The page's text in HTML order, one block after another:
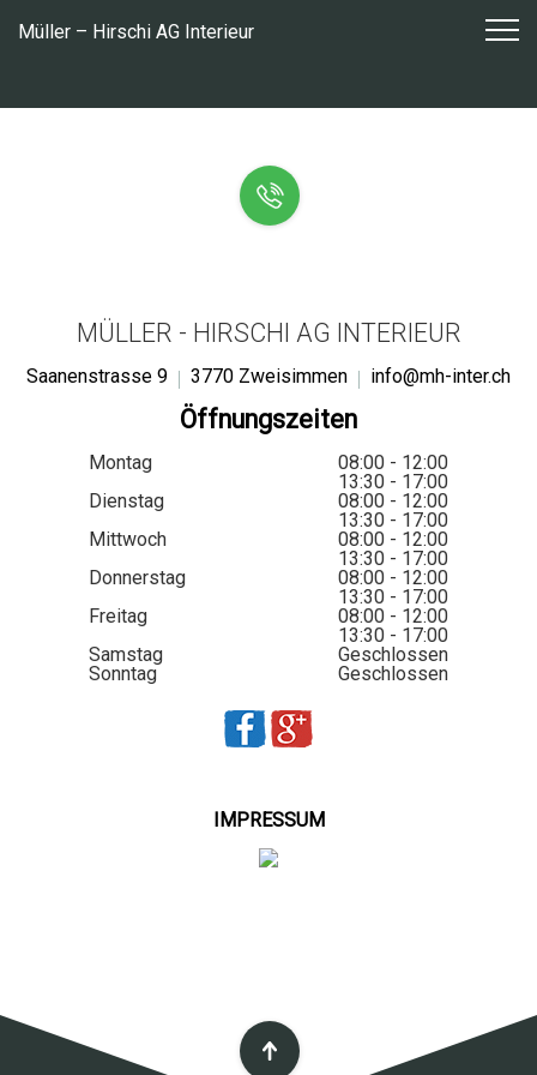
Inhalt
Müller – Hirschi AG Interieur
MÜLLER - HIRSCHI AG INTERIEUR
Saanenstrasse 9 3770 Zweisimmen info@mh-inter.ch
Öffnungszeiten
Montag
08:00 - 12:00
13:30 - 17:00
Dienstag
08:00 - 12:00
13:30 - 17:00
Mittwoch
08:00 - 12:00
13:30 - 17:00
Donnerstag
08:00 - 12:00
13:30 - 17:00
Freitag
08:00 - 12:00
13:30 - 17:00
Samstag
Geschlossen
Sonntag
Geschlossen
IMPRESSUM